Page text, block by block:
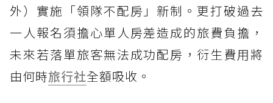
外）實施「領隊不配房」新制。更打破過去
一人報名須擔心單人房差造成的旅費負擔，
未來若落單旅客無法成功配房，衍生費用將
由何時旅行社全額吸收。